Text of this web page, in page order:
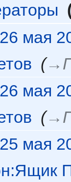
мая
мая
мая